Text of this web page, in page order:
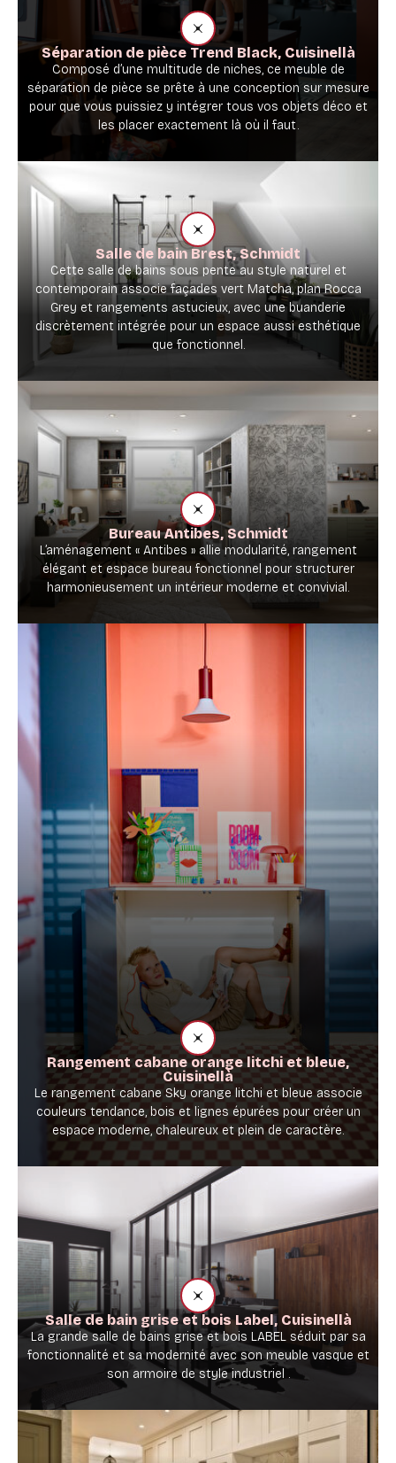
Séparation de pièce Trend Black, Cuisinellà
Composé d’une multitude de niches, ce meuble de
séparation de pièce se prête à une conception sur mesure
pour que vous puissiez y intégrer tous vos objets déco et
les placer exactement là où il faut.
Salle de bain Brest, Schmidt
Cette salle de bains sous pente au style naturel et
contemporain associe façades vert Matcha, plan Rocca
Grey et rangements astucieux, avec une buanderie
discrètement intégrée pour un espace aussi esthétique
que fonctionnel.
Bureau Antibes, Schmidt
L’aménagement « Antibes » allie modularité, rangement
élégant et espace bureau fonctionnel pour structurer
harmonieusement un intérieur moderne et convivial.
Rangement cabane orange litchi et bleue,
Cuisinellà
Le rangement cabane Sky orange litchi et bleue associe
couleurs tendance, bois et lignes épurées pour créer un
espace moderne, chaleureux et plein de caractère.
Salle de bain grise et bois Label, Cuisinellà
La grande salle de bains grise et bois LABEL séduit par sa
fonctionnalité et sa modernité avec son meuble vasque et
son armoire de style industriel .